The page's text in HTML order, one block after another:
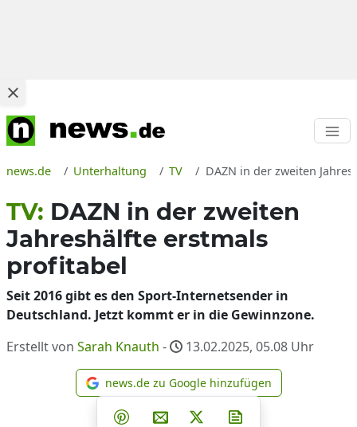
news.de Unterhaltung TV DAZN in der zweiten
TV: DAZN in der zweiten
Jahreshälfte erstmals
profitabel
Seit 2016 gibt es den Sport-Internetsender in
Deutschland. Jetzt kommt er in die Gewinnzone.
Erstellt von Sarah Knauth - 13.02.2025, 05.08 Uhr
news.de zu Google
news.de zu Google hinzufügen
Teilen auf Facebook
Teilen auf Whatsapp
Teilen auf Telegram
Teilen auf Pinterest
Per E-Mail teilen
Post auf X